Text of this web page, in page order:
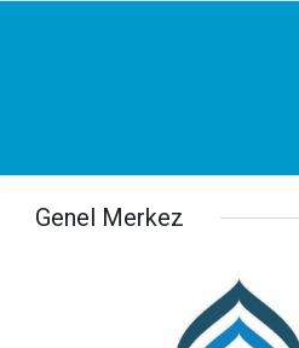
Genel Merkez